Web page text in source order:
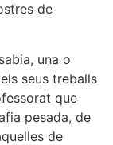
de
una o
seus treballs
que
pesada, de
de